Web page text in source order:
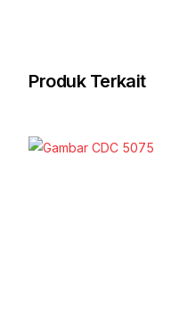
Produk Terkait